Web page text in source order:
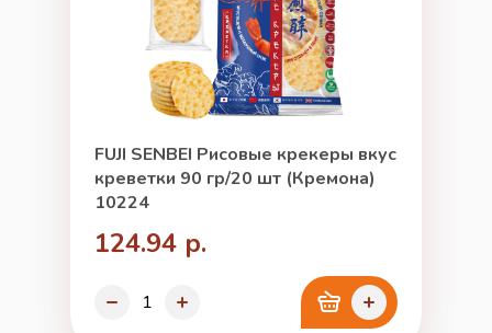
FUJI SENBEI Рисовые крекеры вкус
креветки 90 гр/20 шт (Кремона)
10224
124.94 р.